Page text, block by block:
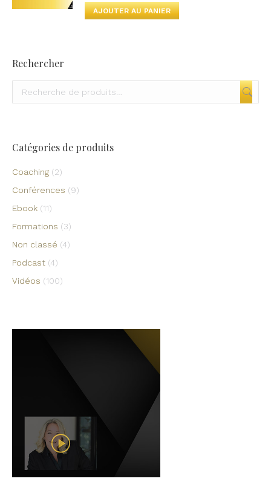
AJOUTER AU PANIER
Rechercher
Catégories de produits
Coaching (2)
Conférences (9)
Ebook (11)
Formations (3)
Non classé (4)
Podcast (4)
Vidéos (100)